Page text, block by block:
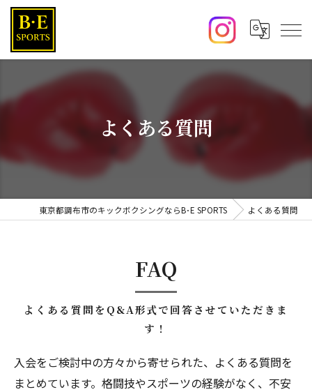
よくある質問
東京都調布市のキックボクシングならB･E SPORTS よくある質問
よくある質問をQ&A形式で回答させていただきま
す！
FAQ
入会をご検討中の方々から寄せられた、よくある質問を
まとめています。格闘技やスポーツの経験がなく、不安